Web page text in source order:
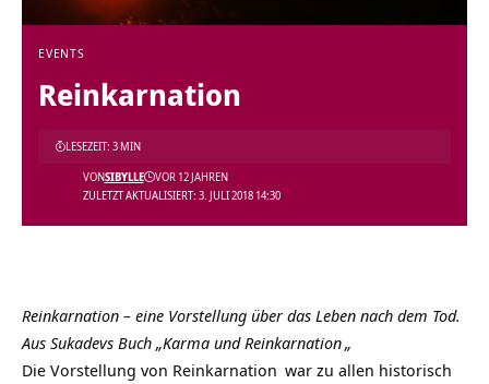
EVENTS
Reinkarnation
ZULETZT AKTUALISIERT: 3. JULI 2018 14:30
VONSIBYLLE VOR 12 JAHREN
LESEZEIT: 3 MIN
Reinkarnation – eine Vorstellung über das Leben nach dem Tod.
Aus Sukadevs Buch „Karma und Reinkarnation„
Die Vorstellung von Reinkarnation war zu allen historisch